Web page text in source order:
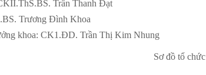
Trần Thanh Đạt
Trương Đình Khoa
khoa: CK1.ĐD. Trần Thị Kim Nhung
Sơ đồ tổ chức